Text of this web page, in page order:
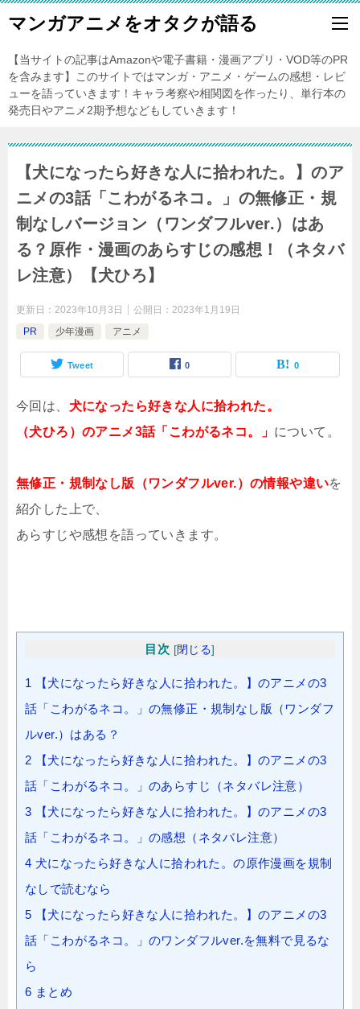
マンガアニメをオタクが語る
【当サイトの記事はAmazonや電子書籍・漫画アプリ・VOD等のPR
を含みます】このサイトではマンガ・アニメ・ゲームの感想・レビ
ューを語っていきます！キャラ考察や相関図を作ったり、単行本の
発売日やアニメ2期予想などもしていきます！
【犬になったら好きな人に拾われた。】のア
ニメの3話「こわがるネコ。」の無修正・規
制なしバージョン（ワンダフルver.）はあ
る？原作・漫画のあらすじの感想！（ネタバ
レ注意）【犬ひろ】
更新日： 2023年10月3日 公開日： 2023年1月19日
PR
少年漫画 アニメ
Tweet 0 0
今回は、 犬になったら好きな人に拾われた。
（犬ひろ）のアニメ3話「こわがるネコ。」 について。
無修正・規制なし版（ワンダフルver.）の情報や違いを
紹介した上で、
あらすじや感想を語っていきます。
目次 [閉じる]
1 【犬になったら好きな人に拾われた。】のアニメの3
話「こわがるネコ。」の無修正・規制なし版（ワンダフ
ルver.）はある？
2 【犬になったら好きな人に拾われた。】のアニメの3
話「こわがるネコ。」のあらすじ（ネタバレ注意）
3 【犬になったら好きな人に拾われた。】のアニメの3
話「こわがるネコ。」の感想（ネタバレ注意）
4 犬になったら好きな人に拾われた。の原作漫画を規制
なしで読むなら
5 【犬になったら好きな人に拾われた。】のアニメの3
話「こわがるネコ。」のワンダフルver.を無料で見るな
ら
6 まとめ